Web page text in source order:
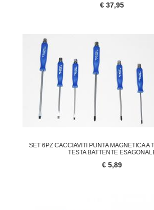
€ 37,95
SET 6PZ CACCIAVITI PUNTA MAGNETICA A
TESTA BATTENTE
€ 5,89